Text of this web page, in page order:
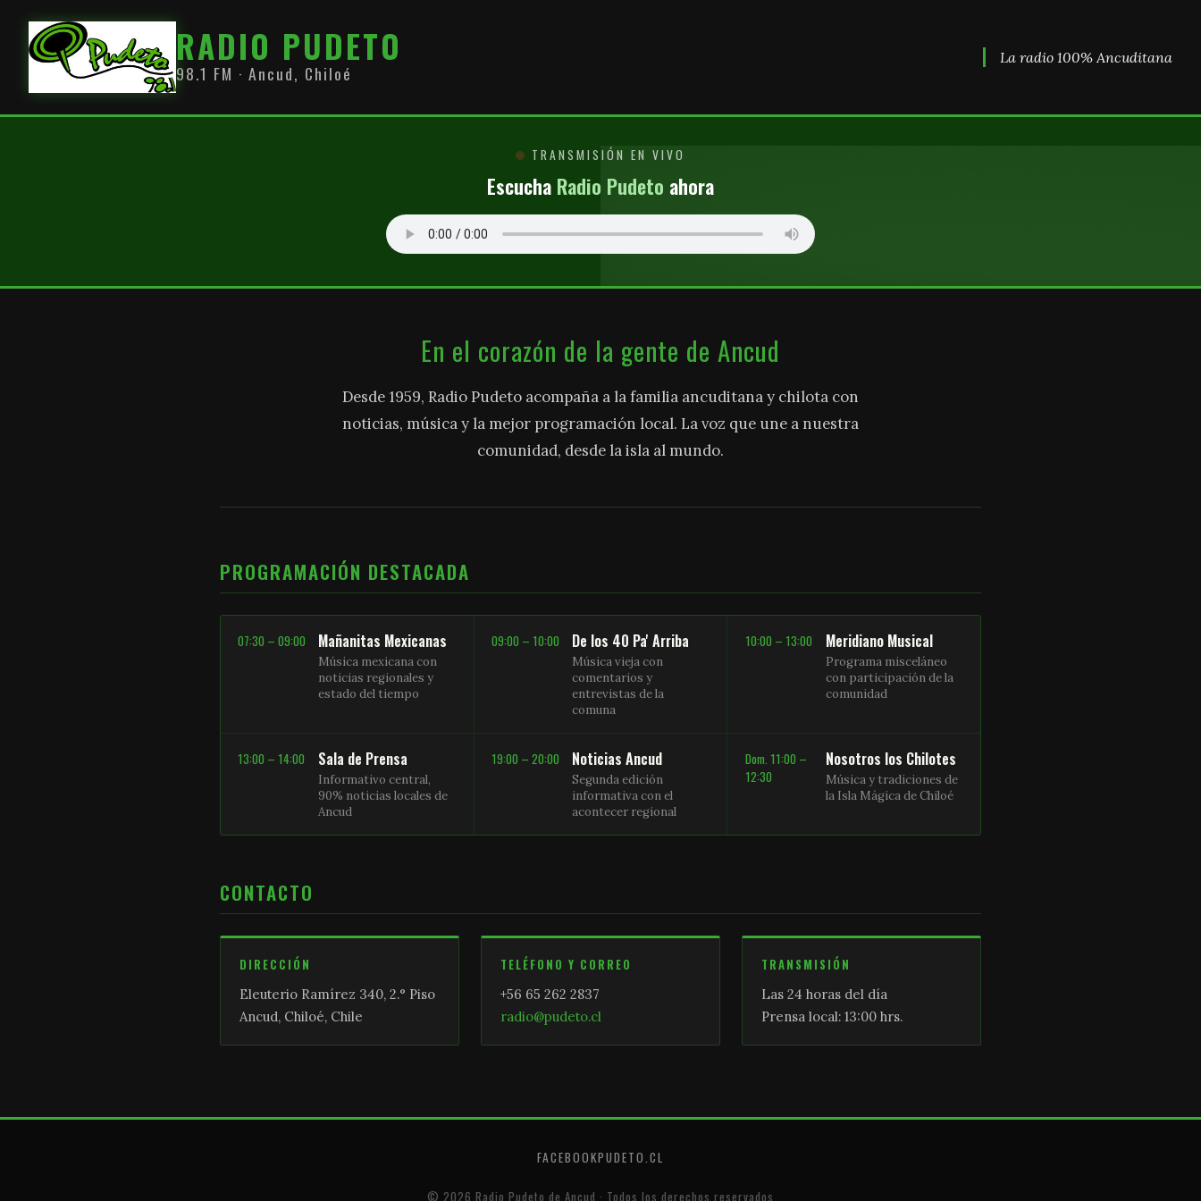
RADIO PUDETO
98.1 FM · Ancud, Chiloé
La radio 100% Ancuditana
TRANSMISIÓN EN VIVO
Escucha Radio Pudeto ahora
En el corazón de la gente de Ancud
Desde 1959, Radio Pudeto acompaña a la familia ancuditana y chilota con
noticias, música y la mejor programación local. La voz que une a nuestra
comunidad, desde la isla al mundo.
PROGRAMACIÓN DESTACADA
07:30 – 09:00 Mañanitas Mexicanas
Música mexicana con
noticias regionales y
estado del tiempo
09:00 – 10:00 De los 40 Pa' Arriba
Música vieja con
comentarios y
entrevistas de la
comuna
10:00 – 13:00 Meridiano Musical
Programa misceláneo
con participación de la
comunidad
13:00 – 14:00 Sala de Prensa
Informativo central,
90% noticias locales de
Ancud
19:00 – 20:00 Noticias Ancud
Segunda edición
informativa con el
acontecer regional
Dom. 11:00 –
12:30
Nosotros los Chilotes
Música y tradiciones de
la Isla Mágica de Chiloé
CONTACTO
DIRECCIÓN
Eleuterio Ramírez 340, 2.° Piso
Ancud, Chiloé, Chile
TELÉFONO Y CORREO
+56 65 262 2837
radio@pudeto.cl
TRANSMISIÓN
Las 24 horas del día
Prensa local: 13:00 hrs.
FACEBOOKPUDETO.CL
© 2026 Radio Pudeto de Ancud · Todos los derechos reservados